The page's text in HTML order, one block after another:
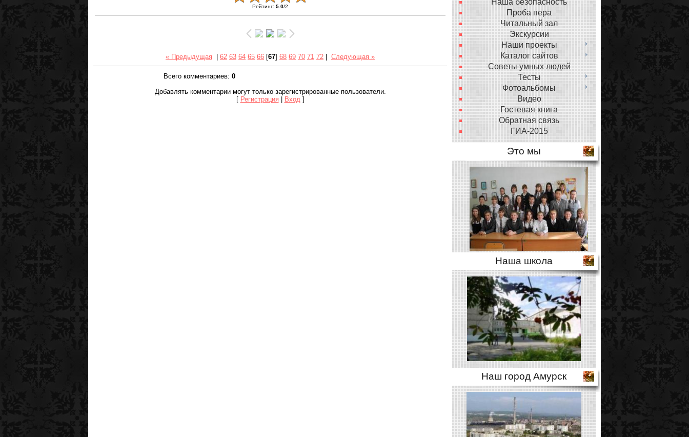
Рейтинг: 5.0/2
« Предыдущая 62 63 64 65 66 [67] 68 69 70 71 72 Следующая »
Всего комментариев: 0
Добавлять комментарии могут только зарегистрированные пользователи.
[ Регистрация | Вход ]
Наша безопасность
Проба пера
Читальный зал
Экскурсии
Наши проекты
Каталог сайтов
Советы умных людей
Тесты
Фотоальбомы
Видео
Гостевая книга
Обратная связь
ГИА-2015
Это мы
Наша школа
Наш город Амурск